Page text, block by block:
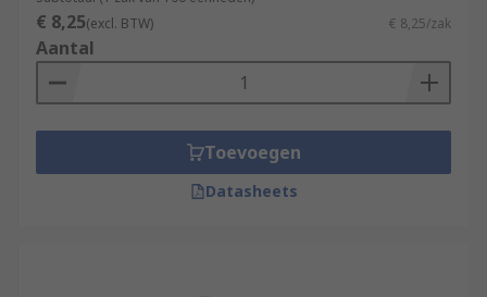
€ 8,25(excl. BTW) € 8,25/zak
Aantal
Toevoegen
Datasheets